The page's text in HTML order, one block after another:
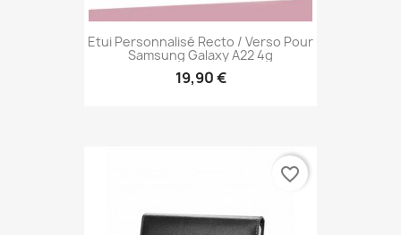
Etui Personnalisé Recto / Verso Pour
Samsung Galaxy A22 4g
19,90 €
favorite_border